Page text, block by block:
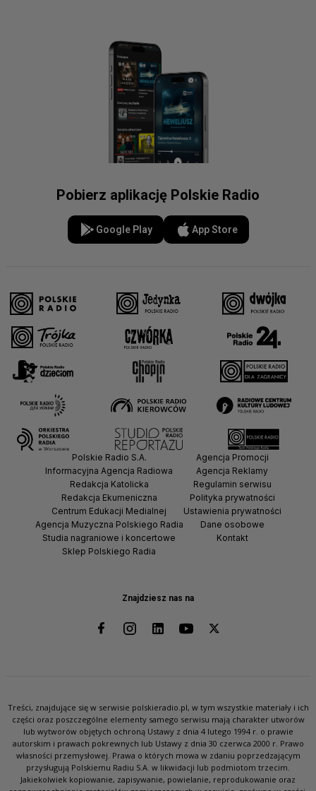
Pobierz aplikację Polskie Radio
Google Play App Store
Znajdziesz nas na
Polskie Radio S.A.
Informacyjna Agencja Radiowa
Redakcja Katolicka
Redakcja Ekumeniczna
Centrum Edukacji Medialnej
Agencja Muzyczna Polskiego Radia
Studia nagraniowe i koncertowe
Sklep Polskiego Radia
Agencja Promocji
Agencja Reklamy
Regulamin serwisu
Polityka prywatności
Ustawienia prywatności
Dane osobowe
Kontakt
Treści, znajdujące się w serwisie polskieradio.pl, w tym wszystkie materiały i ich
części oraz poszczególne elementy samego serwisu mają charakter utworów
lub wytworów objętych ochroną Ustawy z dnia 4 lutego 1994 r. o prawie
autorskim i prawach pokrewnych lub Ustawy z dnia 30 czerwca 2000 r. Prawo
własności przemysłowej. Prawa o których mowa w zdaniu poprzedzającym
przysługują Polskiemu Radiu S.A. w likwidacji lub podmiotom trzecim.
Jakiekolwiek kopiowanie, zapisywanie, powielanie, reprodukowanie oraz